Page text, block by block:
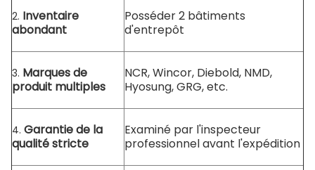
2. Inventaire
abondant
Posséder 2 bâtiments
d'entrepôt
3. Marques de
produit multiples
NCR, Wincor, Diebold, NMD,
Hyosung, GRG, etc.
4. Garantie de la
qualité stricte
Examiné par l'inspecteur
professionnel avant l'expédition